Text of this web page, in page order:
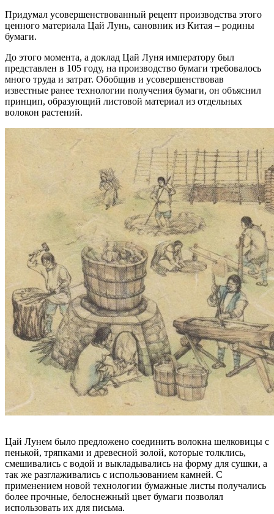
Придумал усовершенствованный рецепт производства этого
ценного материала Цай Лунь, сановник из Китая – родины
бумаги.
До этого момента, а доклад Цай Луня императору был
представлен в 105 году, на производство бумаги требовалось
много труда и затрат. Обобщив и усовершенствовав
известные ранее технологии получения бумаги, он объяснил
принцип, образующий листовой материал из отдельных
волокон растений.
Цай Лунем было предложено соединить волокна шелковицы с
пенькой, тряпками и древесной золой, которые толклись,
смешивались с водой и выкладывались на форму для сушки, а
так же разглаживались с использованием камней. С
применением новой технологии бумажные листы получались
более прочные, белоснежный цвет бумаги позволял
использовать их для письма.